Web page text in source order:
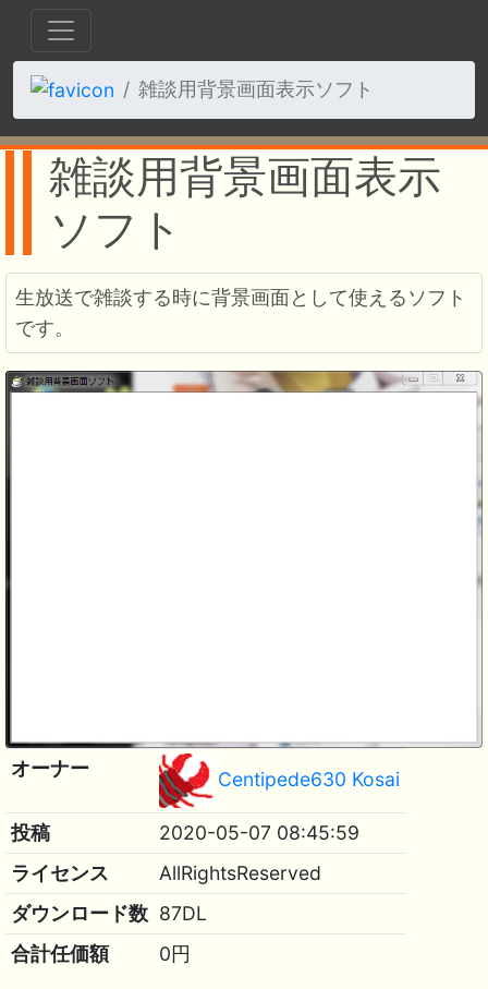
雑談用背景画面表示ソフト
雑談用背景画面表示
ソフト
生放送で雑談する時に背景画面として使えるソフト
です。
オーナー Centipede630 Kosai
投稿
2020-05-07 08:45:59
ライセンス
AllRightsReserved
ダウンロード数 87DL
合計任価額
0円